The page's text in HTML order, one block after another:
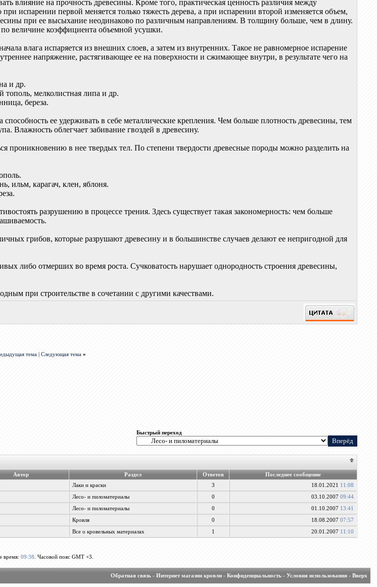
влияние на прочность древесины. Кроме того, практическая ценность различия между
испарении первой меняется только тяжесть дерева, а при испарении второй изменяется объем,
при ее высыхание неодинаково по различным направлениям. В толщину больше, чем в длину.
величине коэффициента объемной усушки.
влага испаряется из внешних слоев, а затем из внутренних. Такое не равномерное испарение
напряжение, растягивающее ее на поверхности и сжимающее внутри, в результате чего на
и др.
мелколистная липа и др.
береза.
ее удерживать в себе металлические крепления. Чем больше плотность древесины, тем
Влажность облегчает забивание гвоздей в древесину.
проникновению в нее твердых тел. По степени твердости древесные породы можно разделить на
ильм, карагач, клен, яблоня.
разрушению в процессе трения. Здесь существует такая закономерность: чем больше
грибов, которые разрушают древесину и в большинстве случаев делают ее непригодной для
либо отмерших во время роста. Сучковатость нарушает однородность строения древесины,
при строительстве в сочетании с другими качествами.
тема |Следующая тема »
Быстрый переход
Автор Раздел Ответов
Последнее сообщение
Лаки и краски 3 18.01.2021 11:08
Лесо- и пиломатериалы 0 03.10.200709:44
Лесо- и пиломатериалы 0 01.10.2007 13:41
Кровля 0 18.08.200707:57
Все о кровельных материалах 1 20.01.2007 11:10
время: 09:38 . Часовой пояс GMT +3.
Обратная связь- Интернет магазин кровли- Конфиденциальность- Условия использования- Вверх